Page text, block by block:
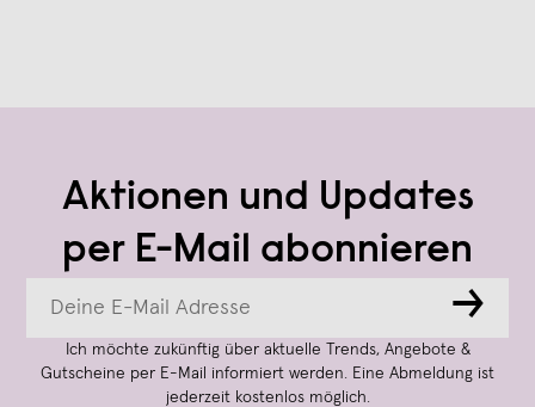
Aktionen und Updates
per E-Mail abonnieren
→
Ich möchte zukünftig über aktuelle Trends, Angebote &
Gutscheine per E-Mail informiert werden. Eine Abmeldung ist
jederzeit kostenlos möglich.